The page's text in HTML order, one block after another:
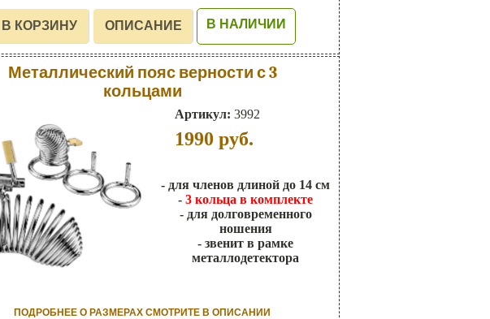
В НАЛИЧИИ
Металлический пояс верности с 3
кольцами
Артикул: 3992
1990 руб.
- для членов длиной до 14 см
- 3 кольца в комплекте
- для долговременного
ношения
- звенит в рамке
металлодетектора
ПОДРОБНЕЕ О РАЗМЕРАХ СМОТРИТЕ В ОПИСАНИИ